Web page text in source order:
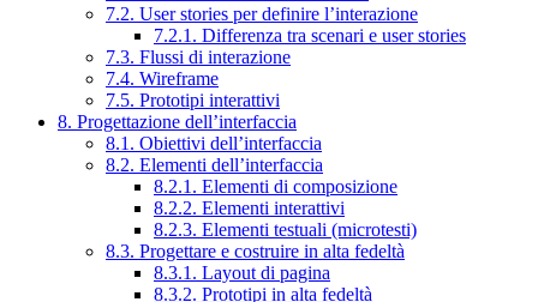
7.2. User stories per definire l’interazione
7.2.1. Differenza tra scenari e user stories
7.3. Flussi di interazione
7.4. Wireframe
7.5. Prototipi interattivi
8. Progettazione dell’interfaccia
8.1. Obiettivi dell’interfaccia
8.2. Elementi dell’interfaccia
8.2.1. Elementi di composizione
8.2.2. Elementi interattivi
8.2.3. Elementi testuali (microtesti)
8.3. Progettare e costruire in alta fedeltà
8.3.1. Layout di pagina
8.3.2. Prototipi in alta fedeltà